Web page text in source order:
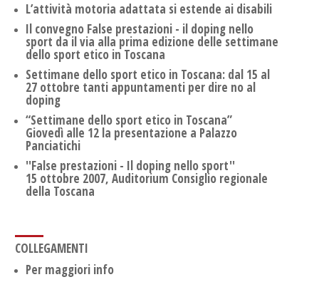
L’attività motoria adattata si estende ai disabili
Il convegno False prestazioni - il doping nello
sport da il via alla prima edizione delle settimane
dello sport etico in Toscana
Settimane dello sport etico in Toscana: dal 15 al
27 ottobre tanti appuntamenti per dire no al
doping
“Settimane dello sport etico in Toscana”
Giovedì alle 12 la presentazione a Palazzo
Panciatichi
''False prestazioni - Il doping nello sport''
15 ottobre 2007, Auditorium Consiglio regionale
della Toscana
COLLEGAMENTI
Per maggiori info